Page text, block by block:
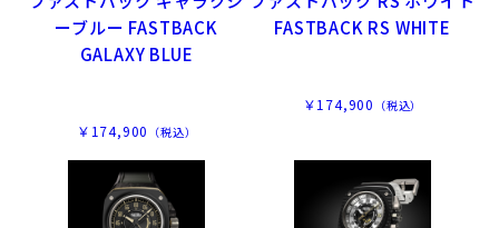
ーブルー FASTBACK
GALAXY BLUE
￥174,900 （税込）
FASTBACK RS WHITE
￥174,900 （税込）